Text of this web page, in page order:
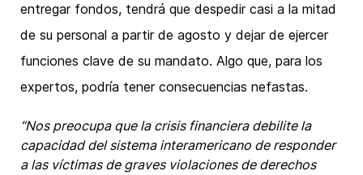
entregar fondos, tendrá que despedir casi a la mitad
de su personal a partir de agosto y dejar de ejercer
funciones clave de su mandato. Algo que, para los
expertos, podría tener consecuencias nefastas.
“Nos preocupa que la crisis financiera debilite la
capacidad del sistema interamericano de responder
a las víctimas de graves violaciones de derechos